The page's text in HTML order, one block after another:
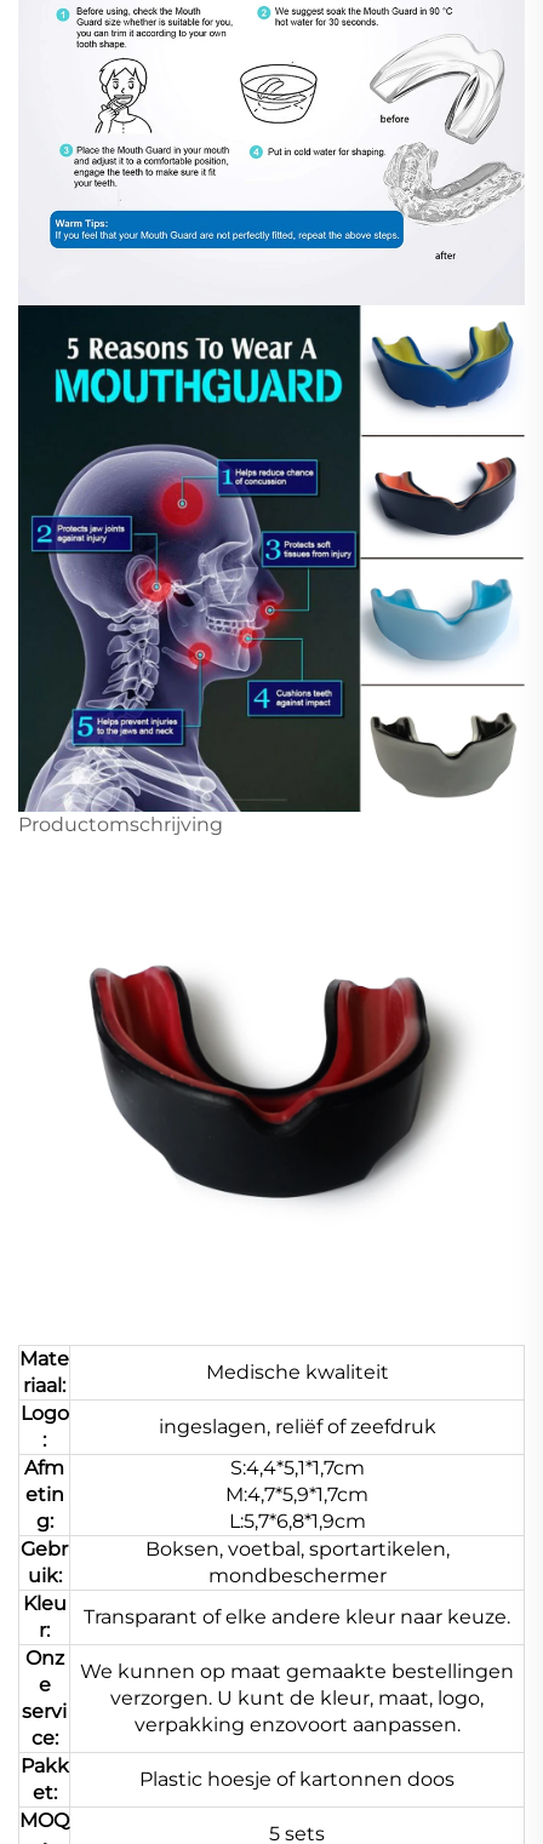
Productomschrijving
Mate
riaal:
Medische kwaliteit
Logo
:
ingeslagen, reliëf of zeefdruk
Afm
etin
g:
S:4,4*5,1*1,7cm
M:4,7*5,9*1,7cm
L:5,7*6,8*1,9cm
Gebr
uik:
Boksen, voetbal, sportartikelen,
mondbeschermer
Kleu
r:
Transparant of elke andere kleur naar keuze.
Onz
e
servi
ce:
We kunnen op maat gemaakte bestellingen
verzorgen. U kunt de kleur, maat, logo,
verpakking enzovoort aanpassen.
Pakk
et:
Plastic hoesje of kartonnen doos
MOQ
5 sets